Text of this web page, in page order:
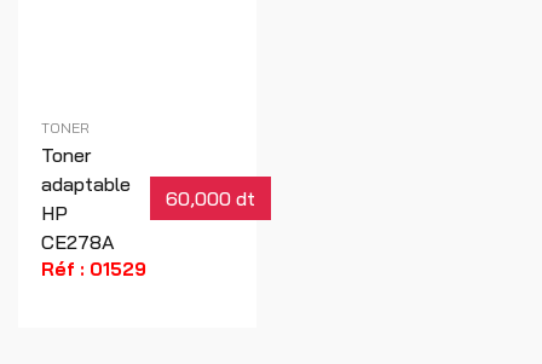
TONER
Toner
adaptable
HP
CE278A
60,000 dt
Réf : 01529